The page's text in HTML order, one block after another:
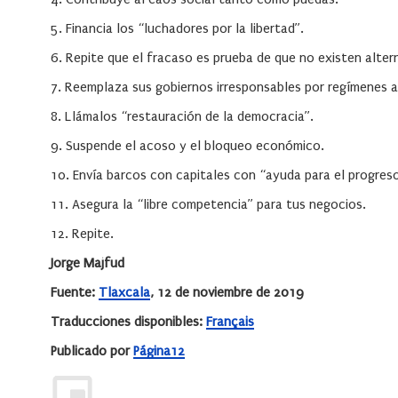
5. Financia los “luchadores por la libertad”.
6. Repite que el fracaso es prueba de que no existen
7. Reemplaza sus gobiernos irresponsables por regímenes
8. Llámalos “restauración de la democracia”.
9. Suspende el acoso y el bloqueo económico.
10. Envía barcos con capitales con “ayuda para el
11. Asegura la “libre competencia” para tus negocios.
12. Repite.
Jorge Majfud
Fuente: Tlaxcala, 12 de noviembre de 2019
Traducciones disponibles: Français
Publicado porPágina12